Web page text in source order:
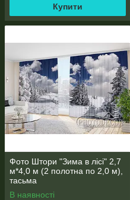
КРІПЛЕННЯ ДЛЯ ФОТО
ВАННОЇ
Рекомендації
ДЛЯ ПРОРАХУНКУ
ВАЙБЕР (ВАТСАП)
адресу
В коментарях вкажіть
обов'язково
Купити
Фото Штори "Зима в лісі" 2,7
м*4,0 м (2 полотна по 2,0 м),
тасьма
В наявності